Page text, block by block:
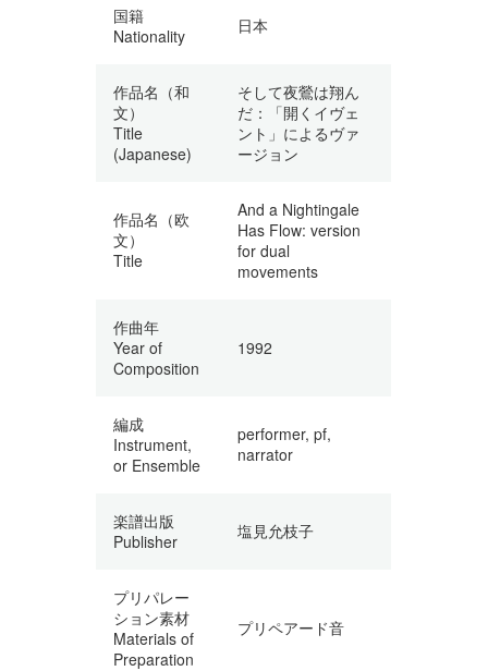
国籍
Nationality
日本
作品名（和
文）
Title
(Japanese)
そして夜鶯は翔ん
だ：「開くイヴェ
ント」によるヴァ
ージョン
作品名（欧
文）
Title
And a Nightingale
Has Flow: version
for dual
movements
作曲年
Year of
Composition
1992
編成
Instrument,
or Ensemble
performer, pf,
narrator
楽譜出版
Publisher
塩見允枝子
プリパレー
ション素材
Materials of
Preparation
プリペアード音